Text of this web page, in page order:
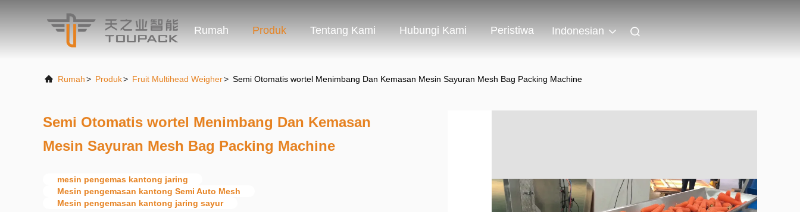
Rumah Produk Tentang Kami Hubungi Kami Peristiwa Indonesian
Rumah> Produk> Fruit Multihead Weigher> Semi Otomatis wortel Menimbang Dan Kemasan Mesin Sayuran Mesh Bag Packing Machine
Semi Otomatis wortel Menimbang Dan Kemasan
Mesin Sayuran Mesh Bag Packing Machine
mesin pengemas kantong jaring
Mesin pengemasan kantong Semi Auto Mesh
Mesin pengemasan kantong jaring sayur